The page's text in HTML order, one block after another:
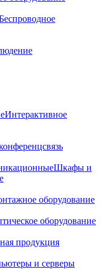
Интерактивное
Шкафы и
оборудование
оборудование
продукция
и серверы